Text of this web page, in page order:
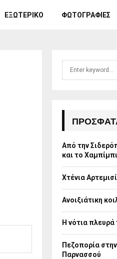
ΕΞΩΤΕΡΙΚΟ ΦΩΤΟΓΡΑΦΙΕΣ
r
:
Από την
και το Χαμπίμπι
Χτένια
Ανοιξιάτικη
Η νότια
Πεζοπορία
Παρνασσού